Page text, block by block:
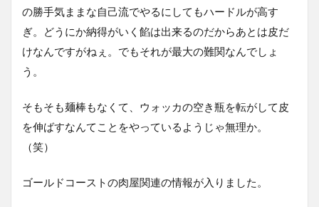
の勝手気ままな自己流でやるにしてもハードルが高す
ぎ。どうにか納得がいく餡は出来るのだからあとは皮だ
けなんですがねぇ。でもそれが最大の難関なんでしょ
う。
そもそも麺棒もなくて、ウォッカの空き瓶を転がして皮
を伸ばすなんてことをやっているようじゃ無理か。
（笑）
ゴールドコーストの肉屋関連の情報が入りました。